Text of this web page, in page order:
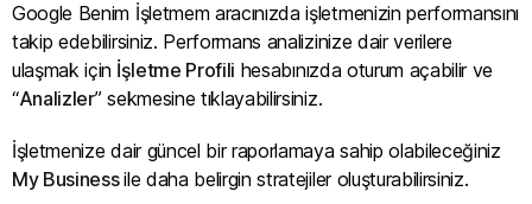
Google Benim İşletmem aracınızda işletmenizin performansını
takip edebilirsiniz. Performans analizinize dair verilere
ulaşmak için İşletme Profili hesabınızda oturum açabilir ve
“Analizler” sekmesine tıklayabilirsiniz.
İşletmenize dair güncel bir raporlamaya sahip olabileceğiniz
My Businessile daha belirgin stratejiler oluşturabilirsiniz.